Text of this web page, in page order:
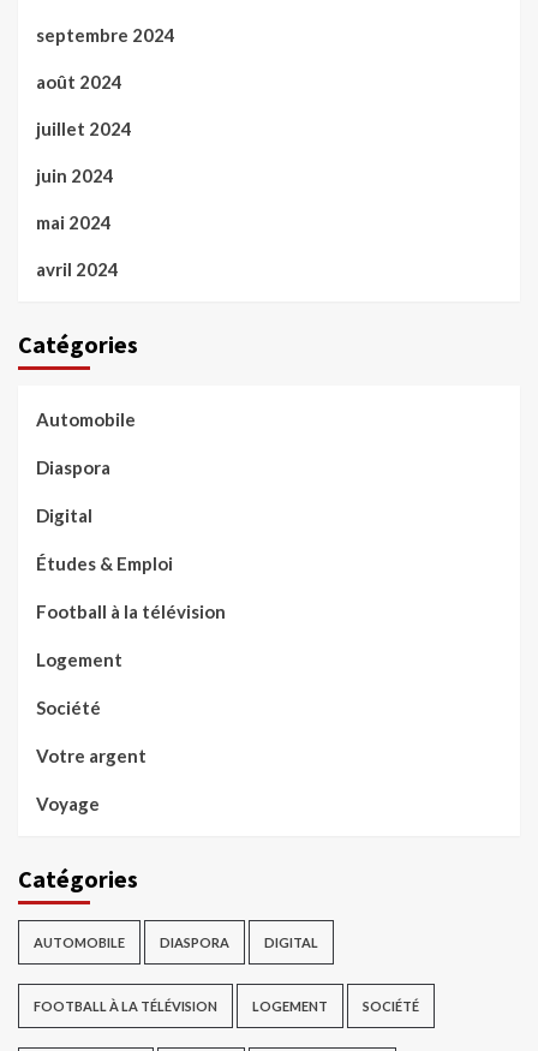
septembre 2024
août 2024
juillet 2024
juin 2024
mai 2024
avril 2024
Catégories
Automobile
Diaspora
Digital
Études & Emploi
Football à la télévision
Logement
Société
Votre argent
Voyage
Catégories
AUTOMOBILE DIASPORA DIGITAL
FOOTBALL À LA TÉLÉVISION LOGEMENT SOCIÉTÉ